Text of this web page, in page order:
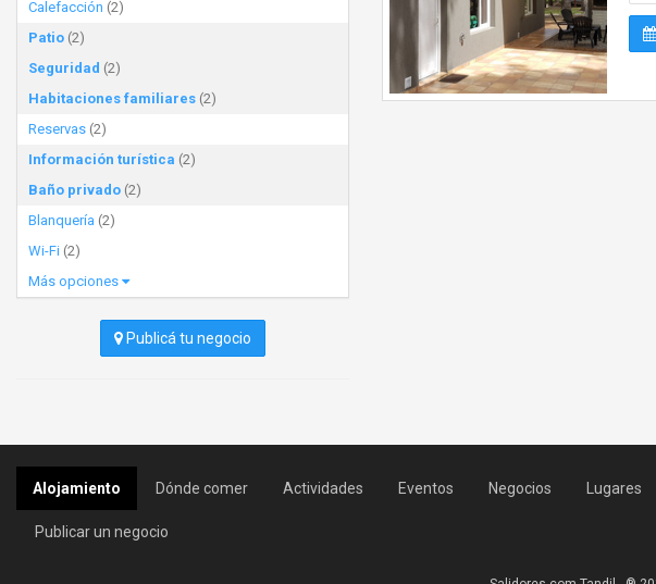
Calefacción (2)
Patio (2)
Seguridad (2)
Habitaciones familiares (2)
Reservas (2)
Información turística (2)
Baño privado (2)
Blanquería (2)
Wi-Fi (2)
Más opciones
Publicá tu negocio
Alojamiento Dónde comer Actividades Eventos Negocios Lugares
Publicar un negocio